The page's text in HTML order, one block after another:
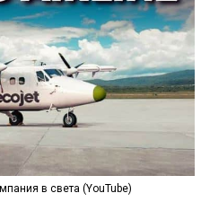
в света (YouTube)